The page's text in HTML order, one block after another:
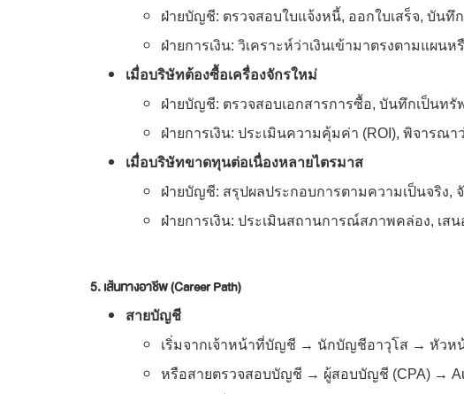
ฝ่ายบัญชี: ตรวจสอบใบแจ้งหนี้, ออกใบเสร็จ, บันทึ
ฝ่ายการเงิน: วิเคราะห์ว่าเงินเข้ามาตรงตามแผน
เมื่อบริษัทต้องซื้อเครื่องจักรใหม่
ฝ่ายบัญชี: ตรวจสอบเอกสารการซื้อ, บันทึกเป็นท
ฝ่ายการเงิน: ประเมินความคุ้มค่า (ROI), พิจารณ
เมื่อบริษัทขาดทุนต่อเนื่องหลายไตรมาส
ฝ่ายบัญชี: สรุปผลประกอบการตามความเป็นจริง,
ฝ่ายการเงิน: ประเมินสถานการณ์สภาพคล่อง, เส
5. เส้นทางอาชีพ (Career Path)
สายบัญชี
เริ่มจากเจ้าหน้าที่บัญชี → นักบัญชีอาวุโส → หัวห
หรือสายตรวจสอบบัญชี → ผู้สอบบัญชี (CPA) →